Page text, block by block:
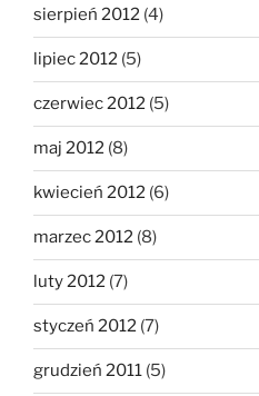
sierpień 2012 (4)
lipiec 2012 (5)
czerwiec 2012 (5)
maj 2012 (8)
kwiecień 2012 (6)
marzec 2012 (8)
luty 2012 (7)
styczeń 2012 (7)
grudzień 2011 (5)